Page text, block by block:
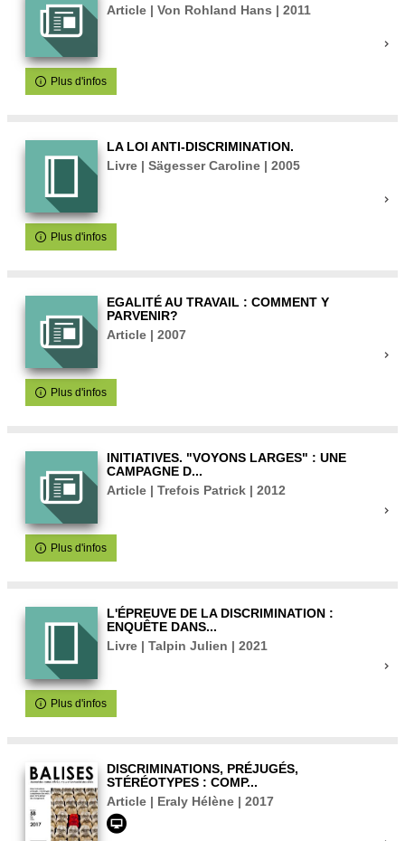
Article | Von Rohland Hans | 2011
Plus d'infos
LA LOI ANTI-DISCRIMINATION.
Livre | Sägesser Caroline | 2005
Plus d'infos
EGALITÉ AU TRAVAIL : COMMENT Y
PARVENIR?
Article | 2007
Plus d'infos
INITIATIVES. "VOYONS LARGES" : UNE
CAMPAGNE D...
Article | Trefois Patrick | 2012
Plus d'infos
L'ÉPREUVE DE LA DISCRIMINATION :
ENQUÊTE DANS...
Livre | Talpin Julien | 2021
Plus d'infos
DISCRIMINATIONS, PRÉJUGÉS,
STÉRÉOTYPES : COMP...
Article | Eraly Hélène | 2017